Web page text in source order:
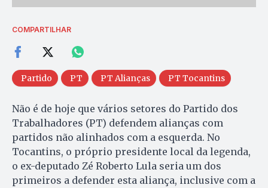
COMPARTILHAR
Partido PT PT Alianças PT Tocantins
Não é de hoje que vários setores do Partido dos
Trabalhadores (PT) defendem alianças com
partidos não alinhados com a esquerda. No
Tocantins, o próprio presidente local da legenda,
o ex-deputado Zé Roberto Lula seria um dos
primeiros a defender esta aliança, inclusive com a